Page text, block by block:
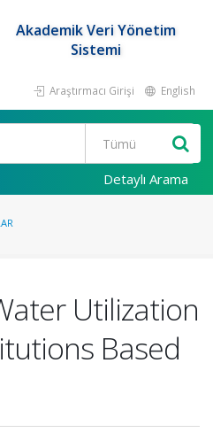
Akademik Veri Yönetim
Sistemi
Araştırmacı Girişi English
Detaylı Arama
Utilization
Based